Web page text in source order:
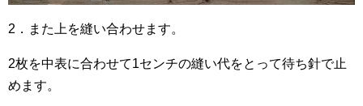
2．また上を縫い合わせます。
2枚を中表に合わせて1センチの縫い代をとって待ち針で止
めます。